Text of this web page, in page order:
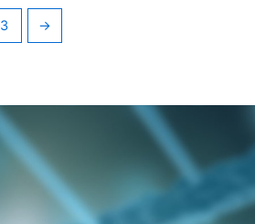
3 →